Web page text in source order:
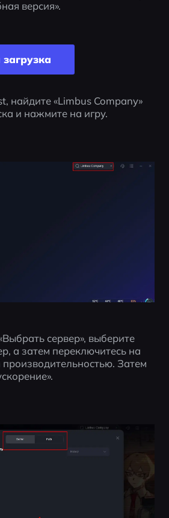
версия».
найдите «Limbus Company»
и нажмите на игру.
сервер», выберите
а затем переключитесь на
Затем